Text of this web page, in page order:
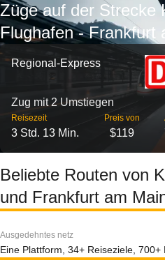
Züge auf der Strecke
Flughafen - Frankfurt
Regional-Express
Zug mit 2 Umstiegen
Reisezeit
3 Std. 13 Min.
Preis von
$119
Beliebte Routen von
und Frankfurt am
Ausgedehntes netz
Eine Plattform, 34+ Reiseziele,